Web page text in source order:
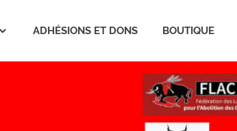
ADHÉSIONS ET DONS BOUTIQUE